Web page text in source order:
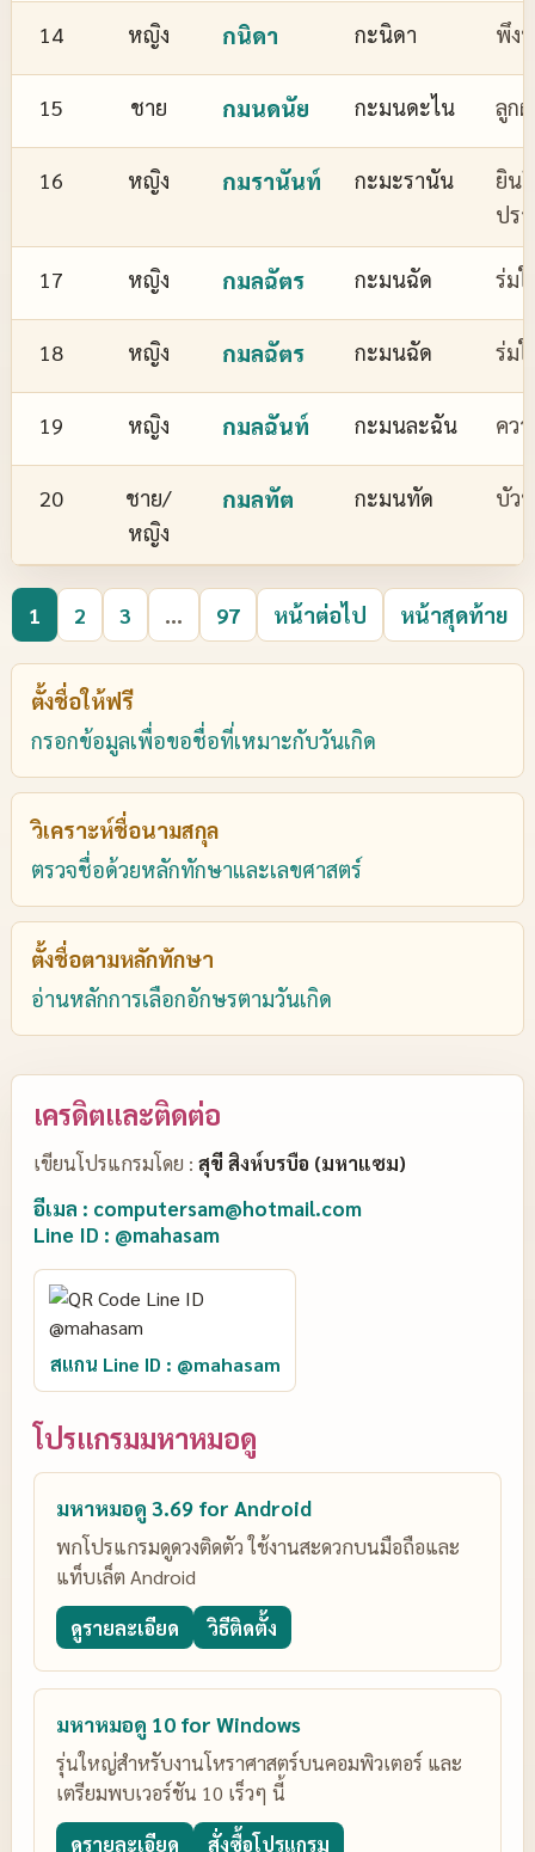
14 หญิง กนิดา กะนิดา พึง
15 ชาย กมนดนัย กะมนดะไน ลูก
16 หญิง กมรานันท์ กะมะรานัน
ยิน
ปร
17 หญิง กมลฉัตร กะมนฉัด ร่มใ
18 หญิง กมลฉัตร กะมนฉัด ร่มใ
19 หญิง กมลฉันท์ กะมนละฉัน คว
20
ชาย/
หญิง
กมลทัต กะมนทัด บัว
1 2 3 ... 97 หน้าต่อไป หน้าสุดท้าย
ตั้งชื่อให้ฟรี
กรอกข้อมูลเพื่อขอชื่อที่เหมาะกับวันเกิด
วิเคราะห์ชื่อนามสกุล
ตรวจชื่อด้วยหลักทักษาและเลขศาสตร์
ตั้งชื่อตามหลักทักษา
อ่านหลักการเลือกอักษรตามวันเกิด
เครดิตและติดต่อ
เขียนโปรแกรมโดย : สุขี สิงห์บรบือ (มหาแซม)
อีเมล : computersam@hotmail.com
Line ID : @mahasam
สแกน Line ID : @mahasam
โปรแกรมมหาหมอดู
มหาหมอดู 3.69 for Android
พกโปรแกรมดูดวงติดตัว ใช้งานสะดวกบนมือถือและ
แท็บเล็ต Android
ดูรายละเอียด วิธีติดตั้ง
มหาหมอดู 10 for Windows
รุ่นใหญ่สำหรับงานโหราศาสตร์บนคอมพิวเตอร์ และ
เตรียมพบเวอร์ชัน 10 เร็วๆ นี้
ดูรายละเอียด สั่งซื้อโปรแกรม